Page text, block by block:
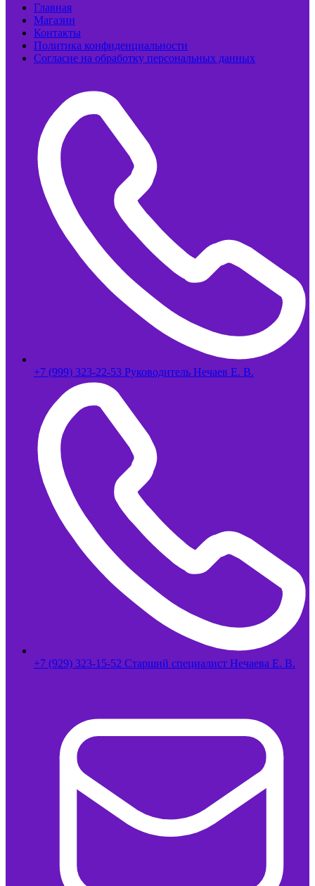
Главная
Магазин
Контакты
Политика конфиденциальности
Согласие на обработку персональных данных
+7 (999) 323-22-53 Руководитель Нечаев Е. В.
+7 (929) 323-15-52 Старший специалист Нечаева Е. В.